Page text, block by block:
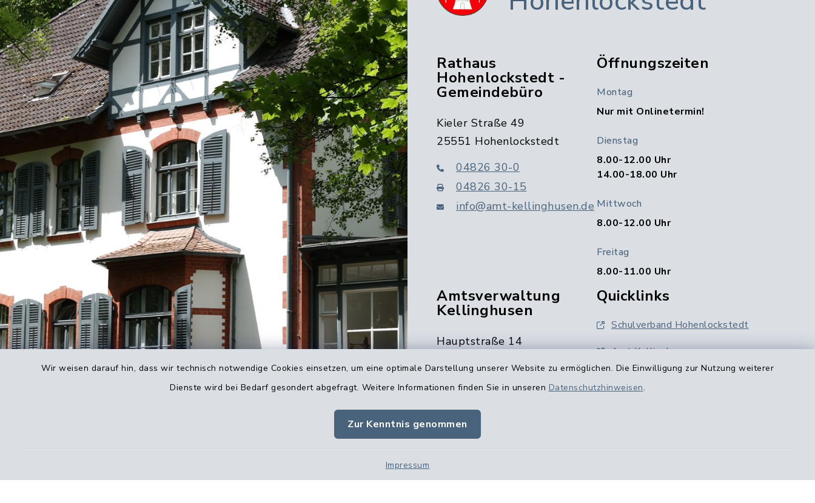
Wir weisen darauf hin, dass wir technisch notwendige Cookies einsetzen, um eine optimale Darstellung unserer Website zu ermöglichen. Die Einwilligung zur Nutzung weiterer
Dienste wird bei Bedarf gesondert abgefragt. Weitere Informationen finden Sie in unseren Datenschutzhinweisen.
Zur Kenntnis genommen
Impressum
Rathaus
Hohenlockstedt -
Gemeindebüro
Kieler Straße 49
25551 Hohenlockstedt
04826 30-0
04826 30-15
info@amt-kellinghusen.de
Öffnungszeiten
Montag
Nur mit Onlinetermin!
Dienstag
8.00-12.00 Uhr
14.00-18.00 Uhr
Mittwoch
8.00-12.00 Uhr
Freitag
8.00-11.00 Uhr
Amtsverwaltung
Kellinghusen
Hauptstraße 14
04822 39-0
info@amt-kellinghusen.de
Quicklinks
Schulverband Hohenlockstedt
Amt Kellinghusen